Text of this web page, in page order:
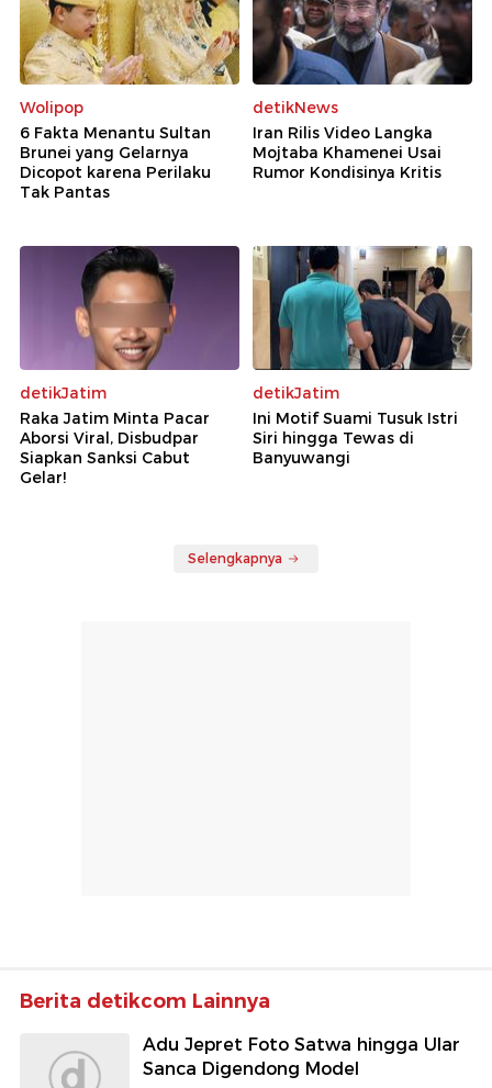
Wolipop
6 Fakta Menantu Sultan
Brunei yang Gelarnya
Dicopot karena Perilaku
Tak Pantas
detikNews
Iran Rilis Video Langka
Mojtaba Khamenei Usai
Rumor Kondisinya Kritis
detikJatim
Raka Jatim Minta Pacar
Aborsi Viral, Disbudpar
Siapkan Sanksi Cabut
Gelar!
detikJatim
Ini Motif Suami Tusuk Istri
Siri hingga Tewas di
Banyuwangi
Selengkapnya
Berita detikcom Lainnya
Adu Jepret Foto Satwa hingga Ular
Sanca Digendong Model